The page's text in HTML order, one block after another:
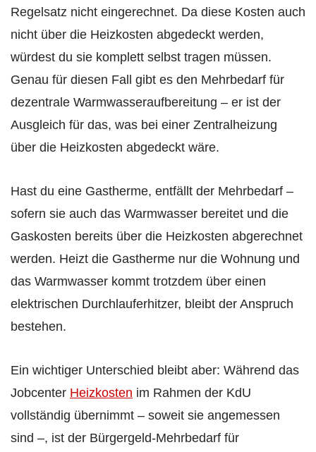
Regelsatz nicht eingerechnet. Da diese Kosten auch
nicht über die Heizkosten abgedeckt werden,
würdest du sie komplett selbst tragen müssen.
Genau für diesen Fall gibt es den Mehrbedarf für
dezentrale Warmwasseraufbereitung – er ist der
Ausgleich für das, was bei einer Zentralheizung
über die Heizkosten abgedeckt wäre.
Hast du eine Gastherme, entfällt der Mehrbedarf –
sofern sie auch das Warmwasser bereitet und die
Gaskosten bereits über die Heizkosten abgerechnet
werden. Heizt die Gastherme nur die Wohnung und
das Warmwasser kommt trotzdem über einen
elektrischen Durchlauferhitzer, bleibt der Anspruch
bestehen.
Ein wichtiger Unterschied bleibt aber: Während das
Jobcenter Heizkosten im Rahmen der KdU
vollständig übernimmt – soweit sie angemessen
sind –, ist der Bürgergeld-Mehrbedarf für